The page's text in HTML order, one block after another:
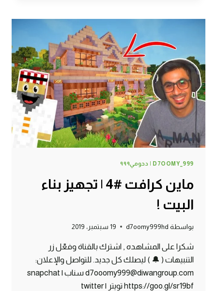
أكبر
الماس
كرافت
!
D7OOMY_999 | دحومي٩٩٩
ماين كرافت #4 | تجهيز بناء
البيت !
بواسطة d7oomy999hd 19 سبتمبر، 2019
شكرا على المشاهده , اشترك بالقناة وفعّل زر
التنبيهات ( 🔔 ) ليصلك كل جديد. للتواصل والإعلان:
d7ooomy999@diwangroup.com سناب | snapchat
https://goo.gl/sr19bf تويتر | twitter